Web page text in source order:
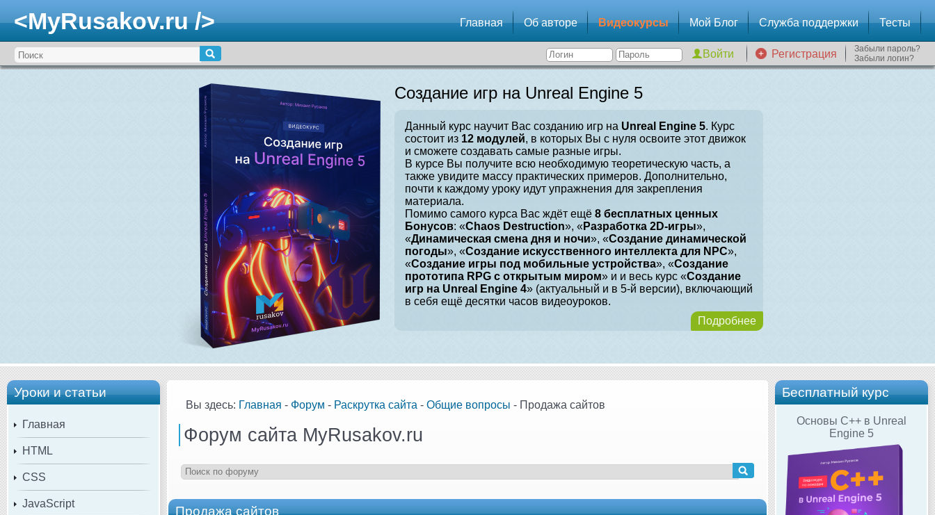
<MyRusakov.ru /> Главная Об авторе Видеокурсы Мой Блог Служба поддержки Тесты
Регистрация
Забыли пароль?
Забыли логин?
Создание игр на Unreal Engine 5
Данный курс научит Вас созданию игр на Unreal Engine 5. Курс
состоит из 12 модулей, в которых Вы с нуля освоите этот движок
и сможете создавать самые разные игры.
В курсе Вы получите всю необходимую теоретическую часть, а
также увидите массу практических примеров. Дополнительно,
почти к каждому уроку идут упражнения для закрепления
материала.
Помимо самого курса Вас ждёт ещё 8 бесплатных ценных
Бонусов: «Chaos Destruction», « Разработка 2D-игры»,
«Динамическая смена дня и ночи», «Создание динамической
погоды», «Создание искусственного интеллекта для NPC»,
«Создание игры под мобильные устройства», «Создание
прототипа RPG с открытым миром» и и весь курс «Создание
игр на Unreal Engine 4» (актуальный и в 5-й версии), включающий
в себя ещё десятки часов видеоуроков.
Подробнее
Уроки и статьи
Главная
HTML
CSS
JavaScript
Бесплатный курс
Основы C++ в Unreal
Engine 5
Вы здесь: Главная - Форум - Раскрутка сайта - Общие вопросы - Продажа сайтов
Форум сайта MyRusakov.ru
Продажа сайтов